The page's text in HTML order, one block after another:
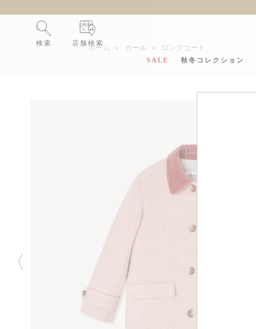
検索 店舗検索
SALE 秋冬コレクション
ホーム ガール ロングコート